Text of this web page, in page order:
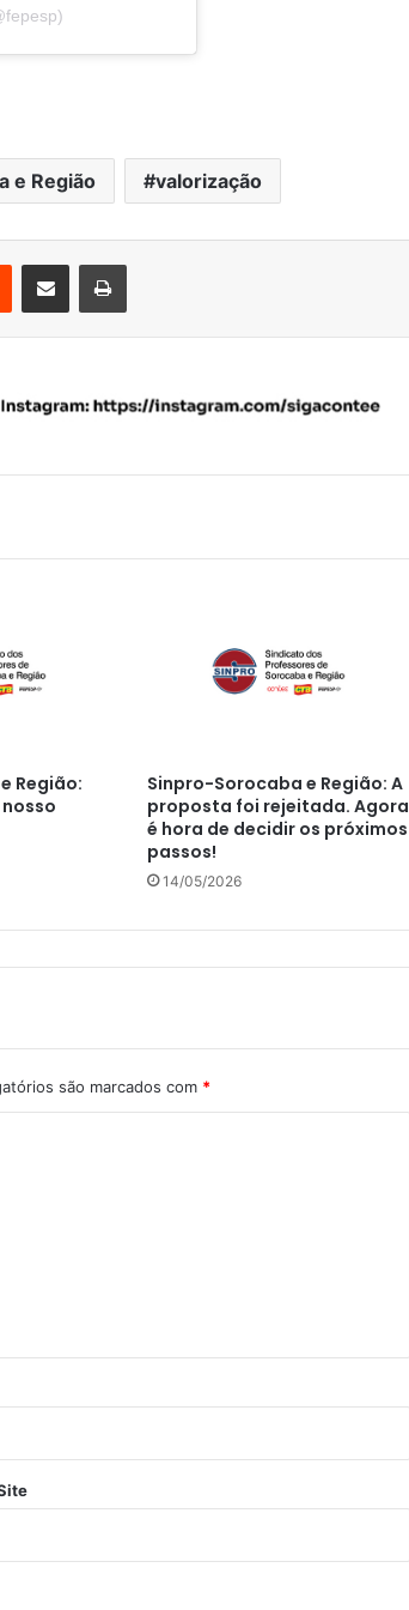
e Região valorização
Região:
Sinpro-Sorocaba e Região: A
proposta foi rejeitada. Agora
é hora de decidir os próximos
passos!
14/05/2026
são marcados com *